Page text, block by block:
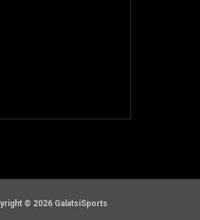
© 2026 GalatsiSports